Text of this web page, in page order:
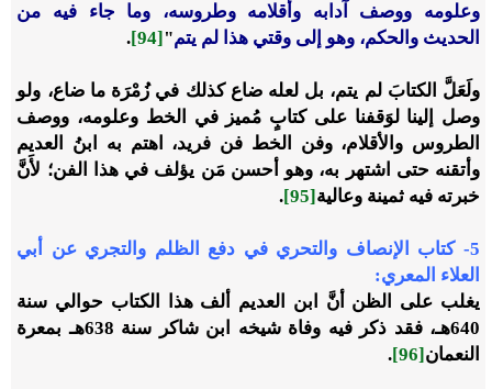
وعلومه ووصف آدابه وأقلامه وطروسه، وما جاء فيه من
الحديث والحكم، وهو إلى وقتي هذا لم يتم"
[94]
.
ولَعَلَّ الكتابَ لم يتم، بل لعله ضاع كذلك في زُمْرَة ما ضاع، ولو
وصل إلينا لوَقفنا على كتابٍ مُميز في الخط وعلومه، ووصف
الطروس والأقلام، وفن الخط فن فريد، اهتم به ابنُ العديم
وأتقنه حتى اشتهر به، وهو أحسن مَن يؤلف في هذا الفن؛ لأَنَّ
خبرته فيه ثمينة وعالية [95]
.
5
- كتاب الإنصاف والتحري في دفع الظلم والتجري عن أبي
العلاء المعري:
يغلب على الظن أنَّ ابن العديم ألف هذا الكتاب حوالي سنة
640هـ، فقد ذكر فيه وفاة شيخه ابن شاكر سنة 638هـ بمعرة
النعمان [96]
.